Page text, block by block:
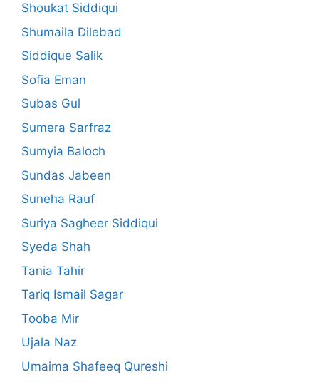
Shoukat Siddiqui
Shumaila Dilebad
Siddique Salik
Sofia Eman
Subas Gul
Sumera Sarfraz
Sumyia Baloch
Sundas Jabeen
Suneha Rauf
Suriya Sagheer Siddiqui
Syeda Shah
Tania Tahir
Tariq Ismail Sagar
Tooba Mir
Ujala Naz
Umaima Shafeeq Qureshi